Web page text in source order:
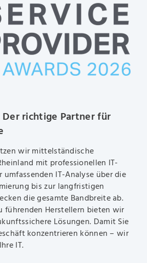
Der richtige Partner für
wir mittelständische
mit professionellen IT-
umfassenden IT-Analyse über die
bis zur langfristigen
die gesamte Bandbreite ab.
führenden Herstellern bieten wir
Lösungen. Damit Sie
konzentrieren können – wir
IT.